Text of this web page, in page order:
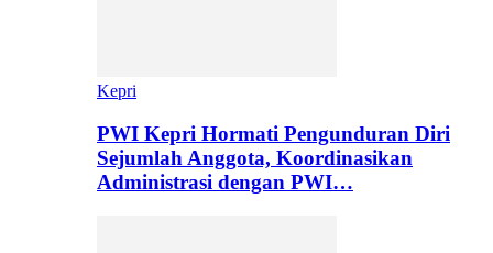
Kepri
PWI Kepri Hormati Pengunduran Diri
Sejumlah Anggota, Koordinasikan
Administrasi dengan PWI…